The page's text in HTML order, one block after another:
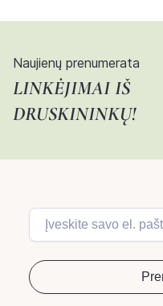
Naujienų prenumerata
LINKĖJIMAI IŠ
DRUSKININKŲ!